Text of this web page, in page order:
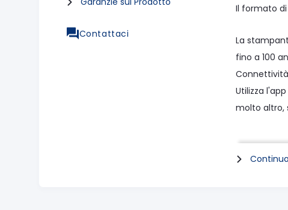
Contattaci
Il formato
La
fino a 100
Utilizza
molto altro,